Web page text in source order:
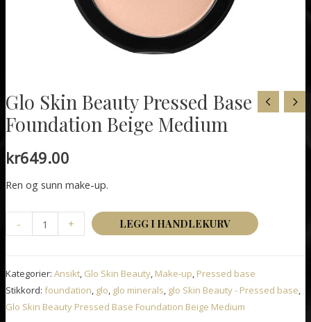
Glo Skin Beauty Pressed Base
Foundation Beige Medium
kr649.00
Ren og sunn make-up.
-
Skin
Pressed
Base
Foundation
+ LEGG I HANDLEKURV
Kategorier: Ansikt, Glo Skin Beauty, Make-up, Pressed base
Stikkord: foundation, glo, glo minerals, glo Skin Beauty - Pressed base,
Glo Skin Beauty Pressed Base Foundation Beige Medium